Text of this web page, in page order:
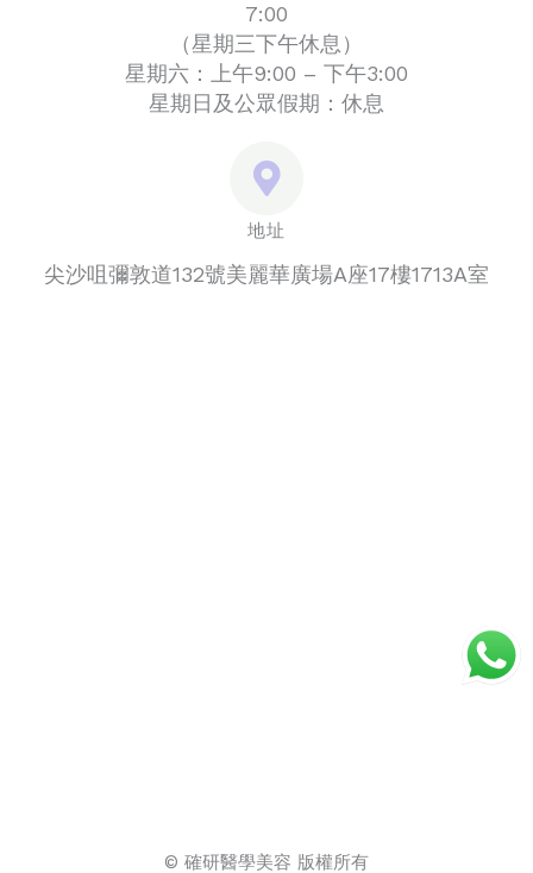
7:00
（星期三下午休息）
星期六：上午9:00 – 下午3:00
星期日及公眾假期：休息
地址
尖沙咀彌敦道132號美麗華廣場A座17樓1713A室
© 確研醫學美容 版權所有